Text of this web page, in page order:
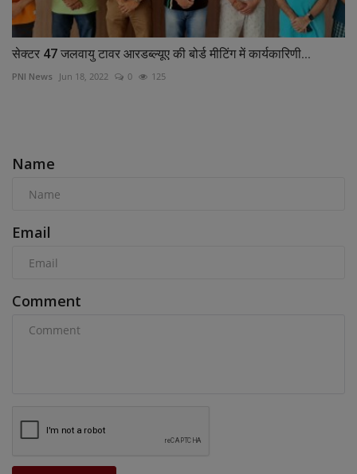
सेक्टर 47 जलवायु टावर आरडब्ल्यूए की बोर्ड मीटिंग में कार्यकारिणी...
PNI News Jun 18, 2022 0 125
Name
Email
Comment